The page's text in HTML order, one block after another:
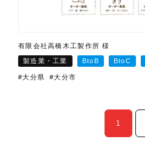
有限会社高橋木工製作所 様
製造業・工業 BtoB BtoC
#大分県 #大分市
1